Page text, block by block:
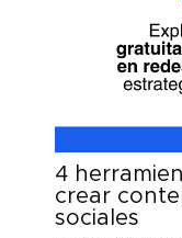
4
crear
sociales